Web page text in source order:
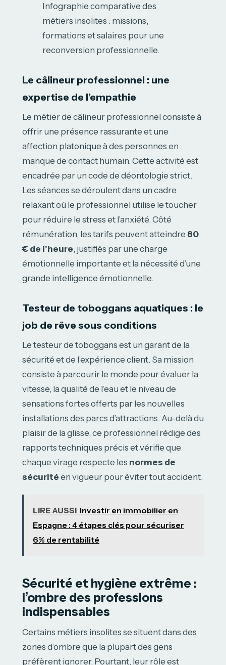
Infographie comparative des
métiers insolites : missions,
formations et salaires pour une
reconversion professionnelle.
Le câlineur professionnel : une
expertise de l’empathie
Le métier de câlineur professionnel consiste à
offrir une présence rassurante et une
affection platonique à des personnes en
manque de contact humain. Cette activité est
encadrée par un code de déontologie strict.
Les séances se déroulent dans un cadre
relaxant où le professionnel utilise le toucher
pour réduire le stress et l’anxiété. Côté
rémunération, les tarifs peuvent atteindre 80
€ de l’heure, justifiés par une charge
émotionnelle importante et la nécessité d’une
grande intelligence émotionnelle.
Testeur de toboggans aquatiques : le
job de rêve sous conditions
Le testeur de toboggans est un garant de la
sécurité et de l’expérience client. Sa mission
consiste à parcourir le monde pour évaluer la
vitesse, la qualité de l’eau et le niveau de
sensations fortes offerts par les nouvelles
installations des parcs d’attractions. Au-delà du
plaisir de la glisse, ce professionnel rédige des
rapports techniques précis et vérifie que
chaque virage respecte les normes de
sécurité en vigueur pour éviter tout accident.
LIRE AUSSI Investir en immobilier en
Espagne : 4 étapes clés pour sécuriser
6% de rentabilité
Sécurité et hygiène extrême :
l’ombre des professions
indispensables
Certains métiers insolites se situent dans des
zones d’ombre que la plupart des gens
préfèrent ignorer. Pourtant, leur rôle est